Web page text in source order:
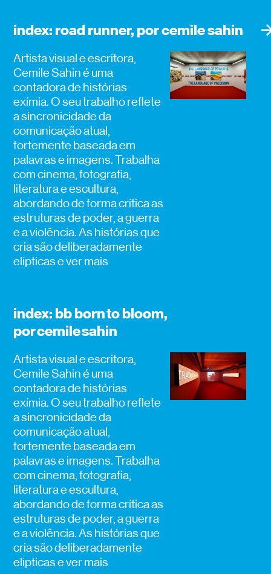
index: road runner, por cemile sahin
Artista visual e escritora,
Cemile Sahin é uma
contadora de histórias
exímia. O seu trabalho reflete
a sincronicidade da
comunicação atual,
fortemente baseada em
palavras e imagens. Trabalha
com cinema, fotografia,
literatura e escultura,
abordando de forma crítica as
estruturas de poder, a guerra
e a violência. As histórias que
cria são deliberadamente
elípticas ever mais
index: bb born to bloom,
por cemile sahin
Artista visual e escritora,
Cemile Sahin é uma
contadora de histórias
exímia. O seu trabalho reflete
a sincronicidade da
comunicação atual,
fortemente baseada em
palavras e imagens. Trabalha
com cinema, fotografia,
literatura e escultura,
abordando de forma crítica as
estruturas de poder, a guerra
e a violência. As histórias que
cria são deliberadamente
elípticas ever mais